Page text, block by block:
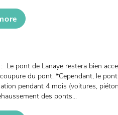
Le pont de Lanaye restera bien
du pont. *Cependant, le
pendant 4 mois (voitures,
des ponts...